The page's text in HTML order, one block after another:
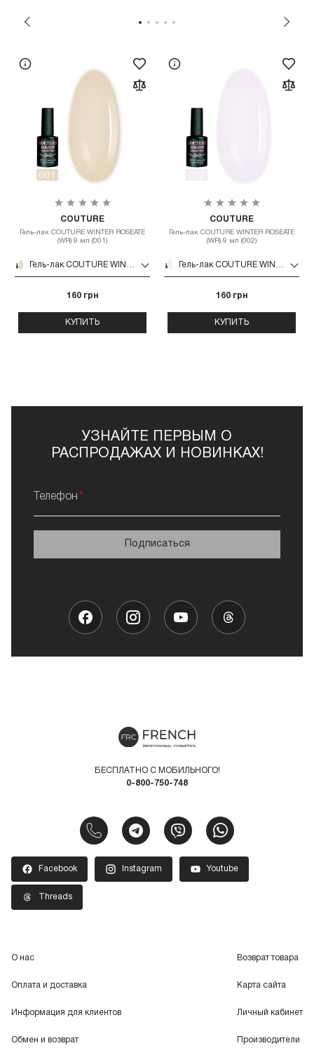
COUTURE
Гель-лак COUTURE WINTER ROSEATE
(WR) 9 мл (001)
160 грн
КУПИТЬ
COUTURE
Гель-лак COUTURE WINTER ROSEATE
(WR) 9 мл (002)
160 грн
КУПИТЬ
УЗНАЙТЕ ПЕРВЫМ О
РАСПРОДАЖАХ И НОВИНКАХ!
Телефон
Подписаться
БЕСПЛАТНО С МОБИЛЬНОГО!
0-800-750-748
Facebook Instagram Youtube
Threads
О нас
Оплата и доставка
Информация для клиентов
Обмен и возврат
Возврат товара
Карта сайта
Личный кабинет
Производители